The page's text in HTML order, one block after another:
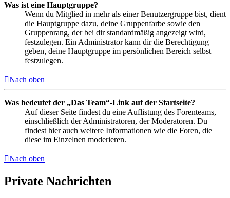
Was ist eine Hauptgruppe?
Wenn du Mitglied in mehr als einer Benutzergruppe bist, dient
die Hauptgruppe dazu, deine Gruppenfarbe sowie den
Gruppenrang, der bei dir standardmäßig angezeigt wird,
festzulegen. Ein Administrator kann dir die Berechtigung
geben, deine Hauptgruppe im persönlichen Bereich selbst
festzulegen.
Nach oben
Was bedeutet der „Das Team“-Link auf der Startseite?
Auf dieser Seite findest du eine Auflistung des Forenteams,
einschließlich der Administratoren, der Moderatoren. Du
findest hier auch weitere Informationen wie die Foren, die
diese im Einzelnen moderieren.
Nach oben
Private Nachrichten